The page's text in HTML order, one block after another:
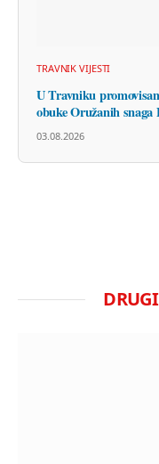
TRAVNIK VIJESTI
U Travniku
obuke Oružanih snaga
03.08.2026